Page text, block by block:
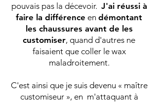
pouvais pas la décevoir. J'ai réussi à
faire la différence en démontant
les chaussures avant de les
customiser, quand d'autres ne
faisaient que coller le wax
maladroitement.
C'est ainsi que je suis devenu « maître
customiseur », en m'attaquant à